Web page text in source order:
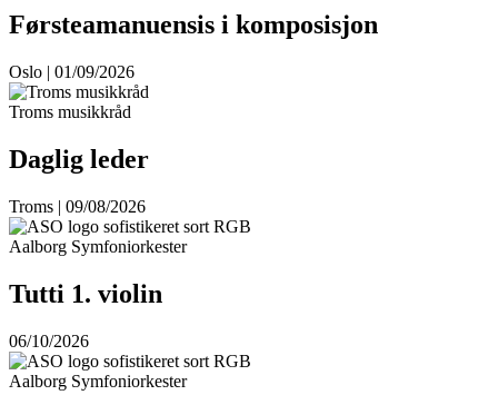
Førsteamanuensis i komposisjon
Oslo | 01/09/2026
Troms musikkråd
Daglig leder
Troms | 09/08/2026
Aalborg Symfoniorkester
Tutti 1. violin
06/10/2026
Aalborg Symfoniorkester